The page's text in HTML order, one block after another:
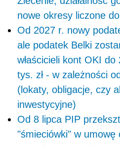
nowe okresy liczone
Od 2027 r. nowy
ale podatek Belki
właścicieli kont OKI
tys. zł - w zależności
(lokaty, obligacje, czy
inwestycyjne)
Od 8 lipca PIP
"śmieciówki" w umowę